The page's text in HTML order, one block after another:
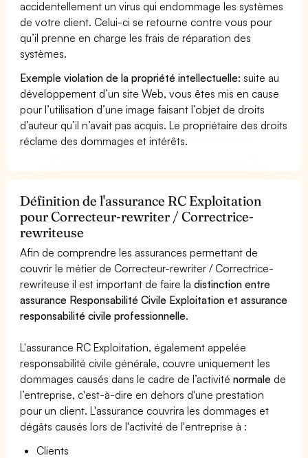
accidentellement un virus qui endommage les systèmes
de votre client. Celui-ci se retourne contre vous pour
qu’il prenne en charge les frais de réparation des
systèmes.
Exemple violation de la propriété intellectuelle: suite au
développement d’un site Web, vous êtes mis en cause
pour l’utilisation d’une image faisant l’objet de droits
d’auteur qu’il n’avait pas acquis. Le propriétaire des droits
réclame des dommages et intérêts.
Définition de l'assurance RC Exploitation
pour Correcteur-rewriter / Correctrice-
rewriteuse
Afin de comprendre les assurances permettant de
couvrir le métier de Correcteur-rewriter / Correctrice-
rewriteuse il est important de faire ladistinction entre
assurance Responsabilité Civile Exploitation et assurance
responsabilité civile professionnelle.
L'assurance RC Exploitation, également appelée
responsabilité civile générale, couvre uniquement les
dommages causés dans le cadre de l’activiténormale de
l’entreprise, c'est-à-dire en dehors d'une prestation
pour un client. L'assurance couvrira les dommages et
dégâts causés lors de l'activité de l'entreprise à :
Clients